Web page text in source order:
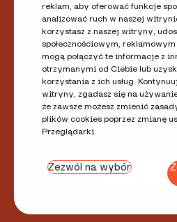
reklam, aby oferować funkcje
analizować ruch w naszej
korzystasz z naszej witryny,
społecznościowym,
mogą połączyć te informacje z
otrzymanymi od Ciebie lub
korzystania z ich usług.
witryny, zgadasz się na
że zawsze możesz zmienić
plików cookies poprzez zmianę
Przeglądarki.
Zezwól na wybór